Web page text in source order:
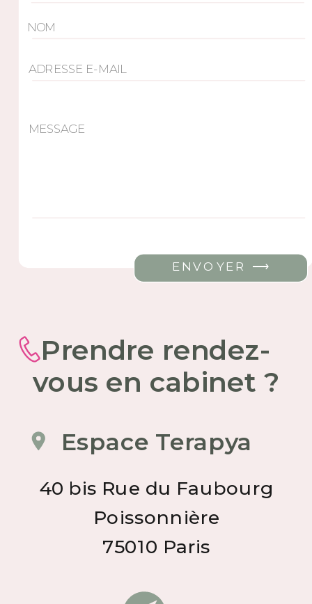
ENVOYER ⟶
Prendre rendez-
vous en cabinet ?
Espace Terapya
40 bis Rue du Faubourg
Poissonnière
75010 Paris